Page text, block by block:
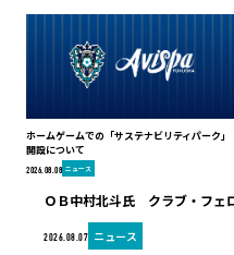
ホームゲームでの「サステナビリティパーク」
開設について
2026.08.08 ニュース
2026.08.07 ニュース
ＯＢ中村北斗氏 クラブ・フェ